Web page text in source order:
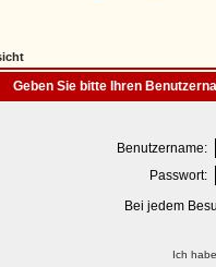
Geben Sie bitte Ihren
Benutzername:
Passwort:
Bei jedem
Ich